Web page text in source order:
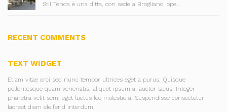
Stil Tenda è una ditta, con sede a Brogliano, ope...
RECENT COMMENTS
TEXT WIDGET
Etiam vitae orci sed nunc tempor ultrices eget a purus. Quisque
pellentesque quam venenatis, aliquet ipsum a, auctor lacus. Integer
pharetra velit sem, eget luctus leo molestie a. Suspendisse consectetur
laoreet diam eleifend interdum.